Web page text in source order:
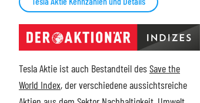
Tesla Aktie ist auch Bestandteil desSave the
World Index, der verschiedene aussichtsreiche